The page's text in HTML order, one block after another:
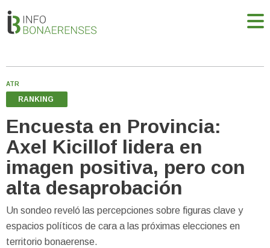
ATR
RANKING
Encuesta en Provincia:
Axel Kicillof lidera en
imagen positiva, pero con
alta desaprobación
Un sondeo reveló las percepciones sobre figuras clave y
espacios políticos de cara a las próximas elecciones en
territorio bonaerense.